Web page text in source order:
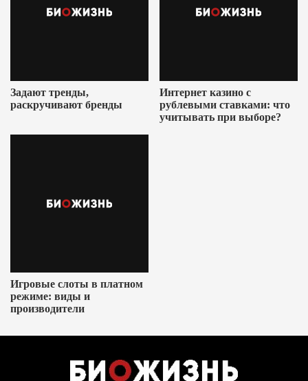
Задают тренды,
раскручивают бренды
Интернет казино с
рублевыми ставками: что
учитывать при выборе?
Игровые слоты в платном
режиме: виды и
производители